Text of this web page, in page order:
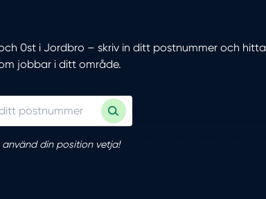
0st i Jordbro – skriv in ditt postnummer och hitta
jobbar i ditt område.
använd din position vetja!